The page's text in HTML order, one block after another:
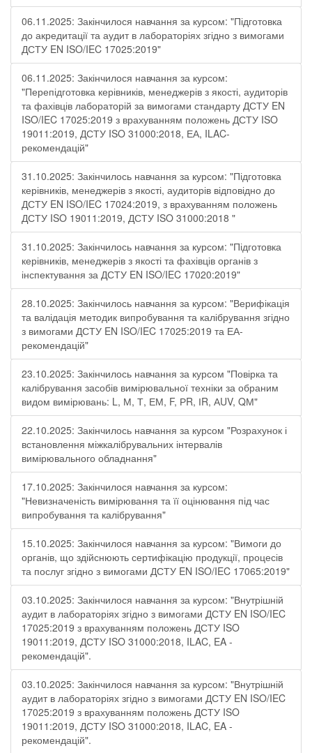
06.11.2025: Закінчилося навчання за курсом: "Підготовка
до акредитації та аудит в лабораторіях згідно з вимогами
ДСТУ EN ISO/IEC 17025:2019"
06.11.2025: Закінчилося навчання за курсом:
"Перепідготовка керівників, менеджерів з якості, аудиторів
та фахівців лабораторій за вимогами стандарту ДСТУ EN
ISO/IEC 17025:2019 з врахуванням положень ДСТУ ISO
19011:2019, ДСТУ ISO 31000:2018, ЕА, ILAC-
рекомендацій"
31.10.2025: Закінчилось навчання за курсом: "Підготовка
керівників, менеджерів з якості, аудиторів відповідно до
ДСТУ EN ISO/IEC 17024:2019, з врахуванням положень
ДСТУ ISO 19011:2019, ДСТУ ISO 31000:2018 "
31.10.2025: Закінчилось навчання за курсом: "Підготовка
керівників, менеджерів з якості та фахівців органів з
інспектування за ДСТУ EN ISO/IEC 17020:2019"
28.10.2025: Закінчилось навчання за курсом: "Верифікація
та валідація методик випробування та калібрування згідно
з вимогами ДСТУ EN ISO/IEC 17025:2019 та ЕА-
рекомендацій"
23.10.2025: Закінчилось навчання за курсом "Повірка та
калібрування засобів вимірювальної техніки за обраним
видом вимірювань: L, М, Т, ЕМ, F, РR, ІR, АUV, QМ"
22.10.2025: Закінчилось навчання за курсом "Розрахунок і
встановлення міжкалібрувальних інтервалів
вимірювального обладнання"
17.10.2025: Закінчилося навчання за курсом:
"Невизначеність вимірювання та її оцінювання під час
випробування та калібрування"
15.10.2025: Закінчилося навчання за курсом: "Вимоги до
органів, що здійснюють сертифікацію продукції, процесів
та послуг згідно з вимогами ДСТУ EN ISO/IEC 17065:2019"
03.10.2025: Закінчилося навчання за курсом: "Внутрішній
аудит в лабораторіях згідно з вимогами ДСТУ EN ISO/IEC
17025:2019 з врахуванням положень ДСТУ ISO
19011:2019, ДСТУ ISO 31000:2018, ILAC, EA -
рекомендацій".
03.10.2025: Закінчилося навчання за курсом: "Внутрішній
аудит в лабораторіях згідно з вимогами ДСТУ EN ISO/IEC
17025:2019 з врахуванням положень ДСТУ ISO
19011:2019, ДСТУ ISO 31000:2018, ILAC, EA -
рекомендацій".